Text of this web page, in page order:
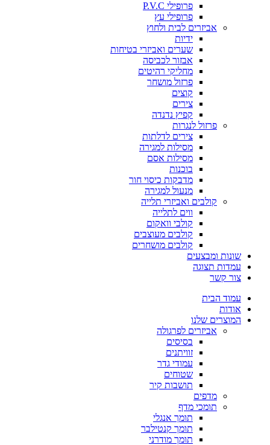
פרופילי P.V.C
פרופילי עץ
אביזרים לבית ולחוץ
ידיות
שערים ואביזרי בטיחות
אבזור לכביסה
מחליקי רהיטים
פרזול מושחר
קוצים
צירים
קפיץ נדנדה
פרזול לנגרות
צירים לדלתות
מסילות למגירה
מסילות אסם
בוכנות
מדבקות כיסוי חור
מנעול למגירה
קולבים ואביזרי תלייה
ווים לתלייה
קולבי וואקום
קולבים מעוצבים
קולבים מושחרים
שונות ומבצעים
עמדות תצוגה
צור קשר
עמוד הבית
אודות
המוצרים שלנו
אביזרים לפרגולה
בסיסים
זוויתנים
עמודי גדר
שטוחים
תושבות קיר
מדפים
תומכי מדף
תומך אנגלי
תומך קנטילבר
תומך מודרני